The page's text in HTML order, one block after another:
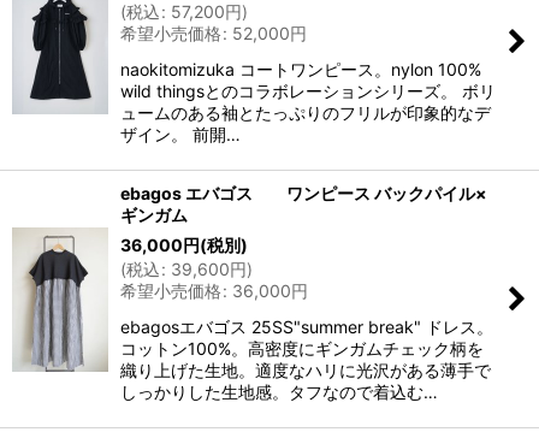
(税込: 57,200円)
希望小売価格: 52,000円
naokitomizuka コートワンピース。nylon 100%
wild thingsとのコラボレーションシリーズ。 ボリ
ュームのある袖とたっぷりのフリルが印象的なデ
ザイン。 前開…
ebagos エバゴス ワンピース バックパイル×
ギンガム
36,000円(税別)
(税込: 39,600円)
希望小売価格: 36,000円
ebagosエバゴス 25SS"summer break" ドレス。
コットン100%。高密度にギンガムチェック柄を
織り上げた生地。適度なハリに光沢がある薄手で
しっかりした生地感。タフなので着込む…